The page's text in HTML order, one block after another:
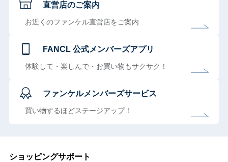
直営店のご案内
お近くのファンケル直営店をご案内
FANCL 公式メンバーズアプリ
体験して・楽しんで・お買い物もサクサク！
ファンケルメンバーズサービス
買い物するほどステージアップ！
ショッピングサポート